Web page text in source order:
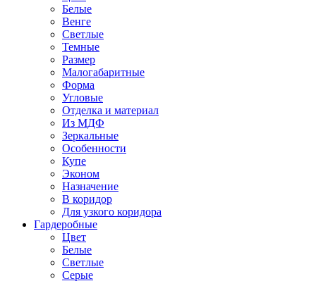
Белые
Венге
Светлые
Темные
Размер
Малогабаритные
Форма
Угловые
Отделка и материал
Из МДФ
Зеркальные
Особенности
Купе
Эконом
Назначение
В коридор
Для узкого коридора
Гардеробные
Цвет
Белые
Светлые
Серые